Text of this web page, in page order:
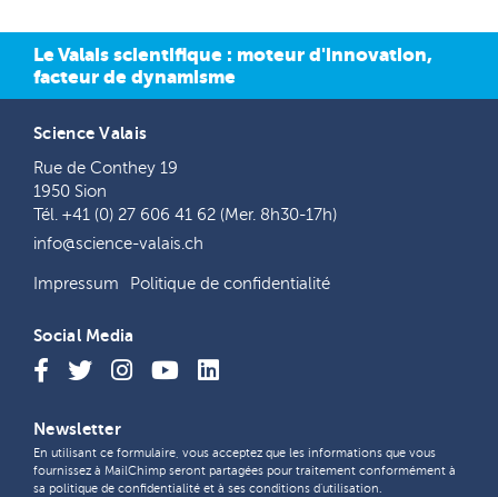
Le Valais scientifique : moteur d'innovation,
facteur de dynamisme
Science Valais
Rue de Conthey 19
1950 Sion
Tél. +41 (0) 27 606 41 62 (Mer. 8h30-17h)
info@science-valais.ch
Impressum Politique de confidentialité
Social Media
Newsletter
En utilisant ce formulaire, vous acceptez que les informations que vous
fournissez à MailChimp seront partagées pour traitement conformément à
sa politique de confidentialité et à ses conditions d'utilisation.